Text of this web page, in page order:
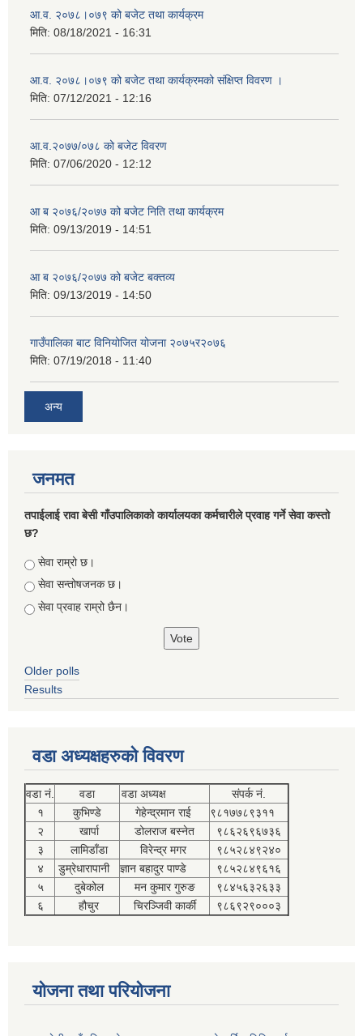
आ.व. २०७८।०७९ को बजेट तथा कार्यक्रम
मिति: 08/18/2021 - 16:31
आ.व. २०७८।०७९ को बजेट तथा कार्यक्रमको संक्षिप्त विवरण ।
मिति: 07/12/2021 - 12:16
आ.व.२०७७/०७८ को बजेट विवरण
मिति: 07/06/2020 - 12:12
आ ब २०७६/२०७७ को बजेट निति तथा कार्यक्रम
मिति: 09/13/2019 - 14:51
आ ब २०७६/२०७७ को बजेट बक्तव्य
मिति: 09/13/2019 - 14:50
गाउँपालिका बाट विनियोजित योजना २०७५र२०७६
मिति: 07/19/2018 - 11:40
अन्य
जनमत
तपाईलाई रावा बेसी गाँउपालिकाको कार्यालयका कर्मचारीले प्रवाह गर्ने सेवा कस्तो
छ?
Choices
सेवा राम्रो छ।
सेवा सन्तोषजनक छ।
सेवा प्रवाह राम्रो छैन।
Older polls
Results
वडा अध्यक्षहरुको विवरण
वडा नं. वडा वडा अध्यक्ष
संपर्क नं.
१
कुभिण्डे गेहेन्द्रमान राई
९८१७७८९३११
२
खार्पा डोलराज बस्नेत
९८६२६९६७३६
३
लामिडाँडा विरेन्द्र मगर
९८५२८४९२४०
४
डुम्रेधारापानी ज्ञान बहादुर पाण्डे
९८५२८४९६१६
५
दुबेकोल मन कुमार गुरुङ
९८४५६३२६३३
६
हौचुर चिरञ्जिवी कार्की ९८६९२९०००३
योजना तथा परियोजना